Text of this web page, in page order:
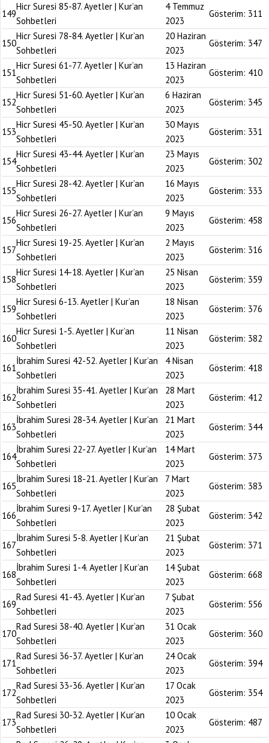
149
Hicr Suresi 85-87. Ayetler | Kur’an
Sohbetleri
4 Temmuz
2023
Gösterim: 311
150
Hicr Suresi 78-84. Ayetler | Kur’an
Sohbetleri
20 Haziran
2023
Gösterim: 347
151
Hicr Suresi 61-77. Ayetler | Kur’an
Sohbetleri
13 Haziran
2023
Gösterim: 410
152
Hicr Suresi 51-60. Ayetler | Kur’an
Sohbetleri
6 Haziran
2023
Gösterim: 345
153
Hicr Suresi 45-50. Ayetler | Kur’an
Sohbetleri
30 Mayıs
2023
Gösterim: 331
154
Hicr Suresi 43-44. Ayetler | Kur’an
Sohbetleri
23 Mayıs
2023
Gösterim: 302
155
Hicr Suresi 28-42. Ayetler | Kur’an
Sohbetleri
16 Mayıs
2023
Gösterim: 333
156
Hicr Suresi 26-27. Ayetler | Kur’an
Sohbetleri
9 Mayıs
2023
Gösterim: 458
157
Hicr Suresi 19-25. Ayetler | Kur’an
Sohbetleri
2 Mayıs
2023
Gösterim: 316
158
Hicr Suresi 14-18. Ayetler | Kur’an
Sohbetleri
25 Nisan
2023
Gösterim: 359
159
Hicr Suresi 6-13. Ayetler | Kur’an
Sohbetleri
18 Nisan
2023
Gösterim: 376
160
Hicr Suresi 1-5. Ayetler | Kur’an
Sohbetleri
11 Nisan
2023
Gösterim: 382
161
İbrahim Suresi 42-52. Ayetler | Kur’an
Sohbetleri
4 Nisan
2023
Gösterim: 418
162
İbrahim Suresi 35-41. Ayetler | Kur’an
Sohbetleri
28 Mart
2023
Gösterim: 412
163
İbrahim Suresi 28-34. Ayetler | Kur’an
Sohbetleri
21 Mart
2023
Gösterim: 344
164
İbrahim Suresi 22-27. Ayetler | Kur’an
Sohbetleri
14 Mart
2023
Gösterim: 373
165
İbrahim Suresi 18-21. Ayetler | Kur’an
Sohbetleri
7 Mart
2023
Gösterim: 383
166
İbrahim Suresi 9-17. Ayetler | Kur’an
Sohbetleri
28 Şubat
2023
Gösterim: 342
167
İbrahim Suresi 5-8. Ayetler | Kur’an
Sohbetleri
21 Şubat
2023
Gösterim: 371
168
İbrahim Suresi 1-4. Ayetler | Kur’an
Sohbetleri
14 Şubat
2023
Gösterim: 668
169
Rad Suresi 41-43. Ayetler | Kur’an
Sohbetleri
7 Şubat
2023
Gösterim: 556
170
Rad Suresi 38-40. Ayetler | Kur’an
Sohbetleri
31 Ocak
2023
Gösterim: 360
171
Rad Suresi 36-37. Ayetler | Kur’an
Sohbetleri
24 Ocak
2023
Gösterim: 394
172
Rad Suresi 33-36. Ayetler | Kur’an
Sohbetleri
17 Ocak
2023
Gösterim: 354
173
Rad Suresi 30-32. Ayetler | Kur’an
Sohbetleri
10 Ocak
2023
Gösterim: 487